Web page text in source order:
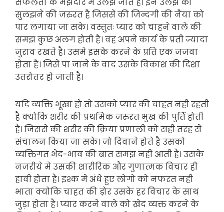
सुलझने की जरुरत है जिससे की जिन्दगी की नैया को
पार लगाया जा सके। वस्तुतः प्यार को चाहने वाले की
समझ कुछ अलग होती है। वह अपने कार्य के प्रती ज्यादा
जुराव रखते है। उसमे इसके करने के प्रति एक जजवा
होता है। जिसे पा जाने के वाद उसके विकाश की दिशा
उतरोत्तर हो जाती है।
यदि व्यक्ति भूखा हो तो उसको प्यार की चाहत नही रहती
है क्योकि शरीर की प्रथमिक जरुरत भुख की पुर्ति होती
है। जिससे की शरीर की क्रिया प्रणाली को सही तरह से
संचालन किया जा सके। जो दिवाने होते है उसको
व्यक्तिगत भेद-भाव की बात समझ नही आती है। उसके
नजरीये मे उसकी शारीरिक और गुणात्मक विचार ही
हावी होता है। इश्क मे अंधे हुए लोगो को नफरत नही
भाता क्योकि चाहत की ड़ोर उसके हर विचार के साथ
जुड़ा होता है। प्यार करने वाले को खेद व्यक्त करने के